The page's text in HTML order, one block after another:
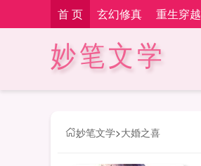
首 页 玄幻修真 重生穿越
妙笔文学
妙笔文学>大婚之喜